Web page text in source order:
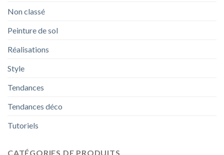
Non classé
Peinture de sol
Réalisations
Style
Tendances
Tendances déco
Tutoriels
CATÉGORIES DE PRODUITS